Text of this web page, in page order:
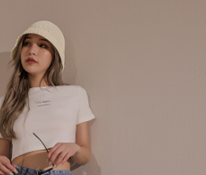
Pay Later akan dibilkan secara
dalam bil telekom anda. SMS peringatan
kitaran bil bulanan.
pautan dalam SMS, anda boleh
melalui salah satu saluran berikut: kod
Taiwan Mobile, pemindahan bank,
masa kedai meminta pembayaran anda,
yang boleh dilanjutkan oleh AFTEE. Anda
anda sebelum anda menerima
tiada jaminan bahawa anda boleh
tempoh pembayaran (cth.: produk
mengambil masa yang lebih
dikehendaki membuat pembayaran
ada anda menerima pesanan.
pengguna kali pertama boleh sehingga
percuma untuk pesanan
percuma untuk pesanan